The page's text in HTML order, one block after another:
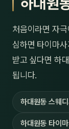
처음이라면 자
심하면 타이마
받고 싶다면 하
됩니다.
하대원동 스웨디
하대원동 타이마